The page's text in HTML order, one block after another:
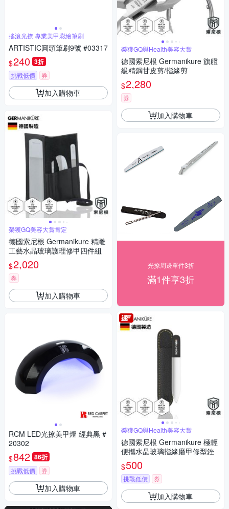
搖滾光撩 專業美甲彩繪筆刷
ARTISTIC圓頭筆刷9號 #03317
$240 3折
挑戰低價 券
加入購物車
榮獲GQ美容大賞肯定
德國索尼根 Germanikure 精雕
工藝水晶玻璃護理修甲四件組
$2,020
券
加入購物車
RCM LED光撩美甲燈 經典黑 #
20302
$842 86折
挑戰低價 券
加入購物車
榮獲GQ與Health美容大賞
德國索尼根 Germanikure 旗艦
級精鋼甘皮剪/指緣剪
$2,280
券
加入購物車
光撩周邊單件3折
滿1件享3折
榮獲GQ與Health美容大賞
德國索尼根 Germanikure 極輕
便攜水晶玻璃指緣磨甲修型銼
$500
挑戰低價 券
加入購物車